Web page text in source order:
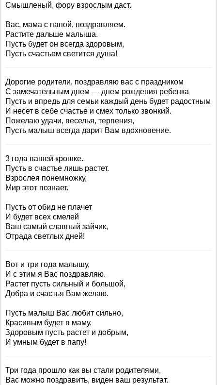
Смышленый, фору взрослым даст.
Вас, мама с папой, поздравляем.
Растите дальше малыша.
Пусть будет он всегда здоровым,
Пусть счастьем светится душа!
Дорогие родители, поздравляю вас с праздником
С замечательным днем — днем рождения ребенка
Пусть и впредь для семьи каждый день будет радостным
И несет в себе счастье и смех только звонкий.
Пожелаю удачи, веселья, терпения,
Пусть малыш всегда дарит Вам вдохновение.
3 года вашей крошке.
Пусть в счастье лишь растет.
Взрослея понемножку,
Мир этот познает.
Пусть от обид не плачет
И будет всех смелей
Ваш самый славный зайчик,
Отрада светлых дней!
Вот и три года малышу,
И с этим я Вас поздравляю.
Растет пусть сильный и большой,
Добра и счастья Вам желаю.
Пусть малыш Вас любит сильно,
Красивым будет в маму.
Здоровым пусть растет и добрым,
И умным будет в папу!
Три года прошло как вы стали родителями,
Вас можно поздравить, виден ваш результат.